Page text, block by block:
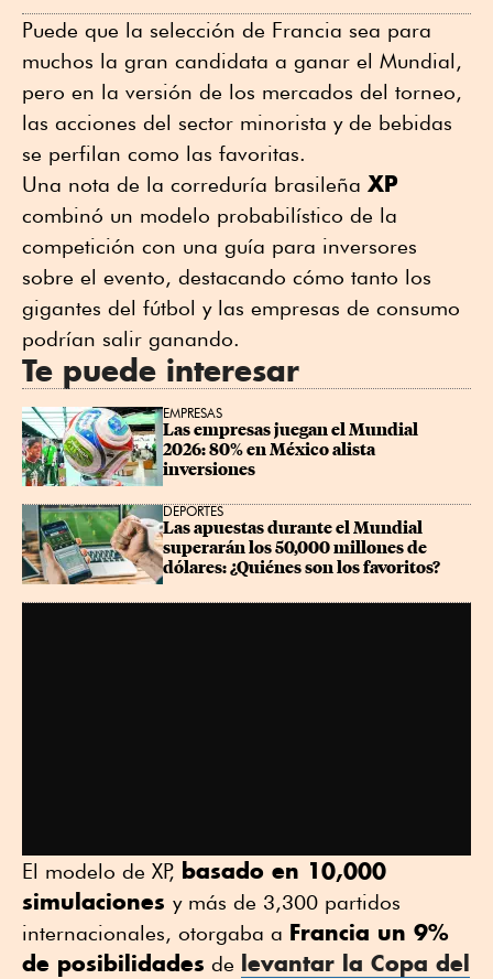
Puede que la selección de Francia sea para
muchos la gran candidata ⁠a ganar el Mundial,
pero en la versión de los mercados del torneo,
las acciones del sector minorista y de bebidas
se perfilan como las favoritas.
Una nota de la correduría ⁠brasileña XP
combinó un modelo probabilístico de ⁠la
competición con una guía para inversores
sobre el evento, destacando cómo tanto los
gigantes del fútbol y las empresas de consumo
podrían salir ganando.
Te puede interesar
EMPRESAS
Las empresas juegan el Mundial
2026: 80% en México alista
inversiones
DEPORTES
Las apuestas durante el Mundial
superarán los 50,000 millones de
dólares: ¿Quiénes son los favoritos?
El modelo de XP, basado en 10,000
simulaciones y más de 3,300 partidos
internacionales, otorgaba a Francia un 9%
de posibilidades de levantar la Copa del